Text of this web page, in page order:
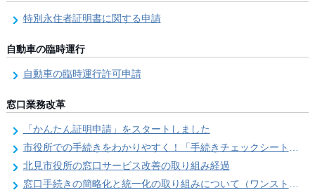
特別永住者証明書に関する申請
自動車の臨時運行
自動車の臨時運行許可申請
窓口業務改革
「かんたん証明申請」をスタートしました
市役所での手続きをわかりやすく！「手続きチェックシート」を導入しました
北見市役所の窓口サービス改善の取り組み経過
窓口手続きの簡略化と統一化の取り組みについて（ワンストップサービス推進事業）